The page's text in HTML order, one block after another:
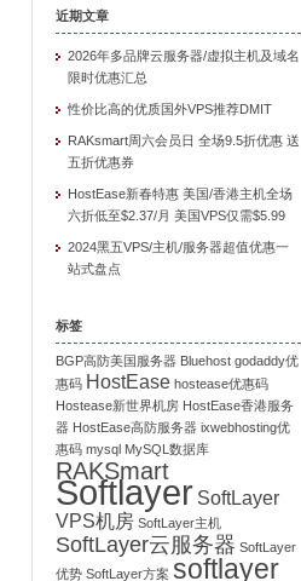
近期文章
2026年多品牌云服务器/虚拟主机及域名
限时优惠汇总
性价比高的优质国外VPS推荐DMIT
RAKsmart周六会员日 全场9.5折优惠 送
五折优惠券
HostEase新春特惠 美国/香港主机全场
六折低至$2.37/月 美国VPS仅需$5.99
2024黑五VPS/主机/服务器超值优惠一
站式盘点
标签
BGP高防美国服务器 Bluehost godaddy优
惠码 HostEase hostease优惠码
Hostease新世界机房 HostEase香港服务
器 HostEase高防服务器 ixwebhosting优
惠码 mysql MySQL数据库
RAKSmart
Softlayer SoftLayer
VPS机房 SoftLayer主机
SoftLayer云服务器 SoftLayer
优势 SoftLayer方案 softlayer